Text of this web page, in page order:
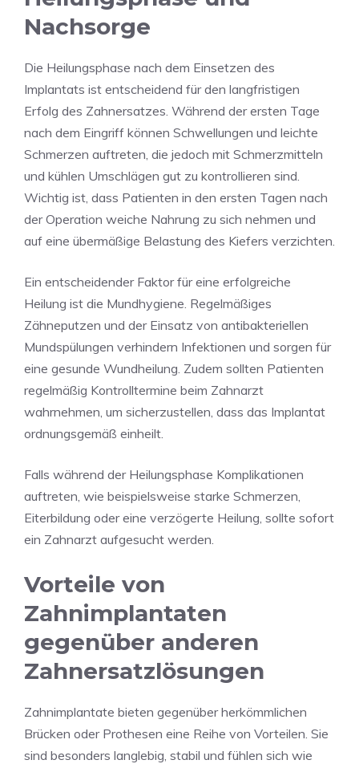
Nachsorge
Die Heilungsphase nach dem Einsetzen des
Implantats ist entscheidend für den langfristigen
Erfolg des Zahnersatzes. Während der ersten Tage
nach dem Eingriff können Schwellungen und leichte
Schmerzen auftreten, die jedoch mit Schmerzmitteln
und kühlen Umschlägen gut zu kontrollieren sind.
Wichtig ist, dass Patienten in den ersten Tagen nach
der Operation weiche Nahrung zu sich nehmen und
auf eine übermäßige Belastung des Kiefers verzichten.
Ein entscheidender Faktor für eine erfolgreiche
Heilung ist die Mundhygiene. Regelmäßiges
Zähneputzen und der Einsatz von antibakteriellen
Mundspülungen verhindern Infektionen und sorgen für
eine gesunde Wundheilung. Zudem sollten Patienten
regelmäßig Kontrolltermine beim Zahnarzt
wahrnehmen, um sicherzustellen, dass das Implantat
ordnungsgemäß einheilt.
Falls während der Heilungsphase Komplikationen
auftreten, wie beispielsweise starke Schmerzen,
Eiterbildung oder eine verzögerte Heilung, sollte sofort
ein Zahnarzt aufgesucht werden.
Vorteile von
Zahnimplantaten
gegenüber anderen
Zahnersatzlösungen
Zahnimplantate bieten gegenüber herkömmlichen
Brücken oder Prothesen eine Reihe von Vorteilen. Sie
sind besonders langlebig, stabil und fühlen sich wie